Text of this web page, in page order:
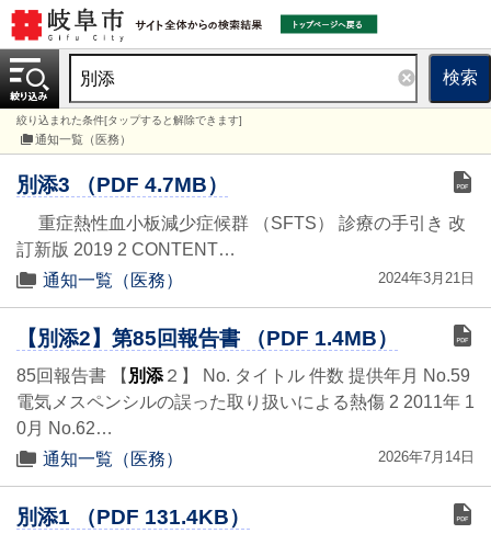
検索
絞り込まれた条件[タップすると解除できます]
通知一覧（医務）
別添3 （PDF 4.7MB）
重症熱性血小板減少症候群 （SFTS） 診療の手引き 改
訂新版 2019 2 CONTENT…
通知一覧（医務）
2024年3月21日
【別添2】第85回報告書 （PDF 1.4MB）
85回報告書 【 別添 ２】 No. タイトル 件数 提供年月 No.59
電気メスペンシルの誤った取り扱いによる熱傷 2 2011年 1
0月 No.62…
通知一覧（医務）
2026年7月14日
別添1 （PDF 131.4KB）